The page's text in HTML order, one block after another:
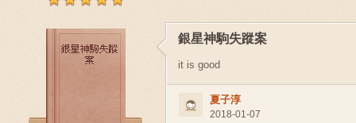
銀星神駒失蹤案
it is good
夏子淳
2018-01-07